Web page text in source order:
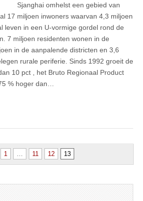
Sjanghai omhelst een gebied van
17 miljoen inwoners waarvan 4,3 miljoen
leven in een U-vormige gordel rond de
7 miljoen residenten wonen in de
in de aanpalende districten en 3,6
rurale periferie. Sinds 1992 groeit de
10 pct , het Bruto Regionaal Product
% hoger dan…
1 11 12 13